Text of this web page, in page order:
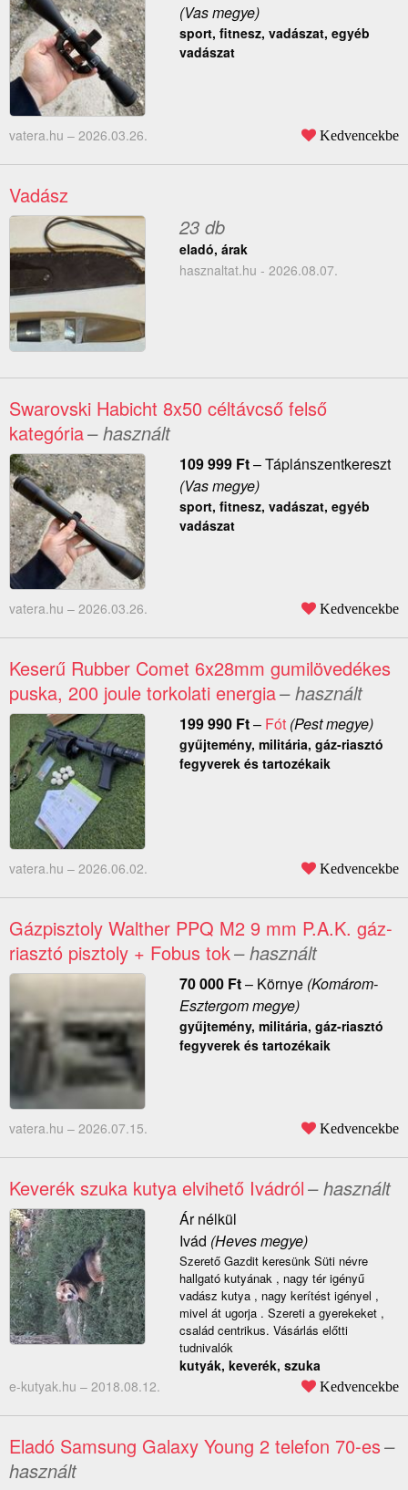
(Vas megye)
sport, fitnesz, vadászat, egyéb
vadászat
vatera.hu – 2026.03.26. Kedvencekbe
Vadász
23 db
eladó, árak
hasznaltat.hu - 2026.08.07.
Swarovski Habicht 8x50 céltávcső felső
kategória– használt
109 999 Ft–Táplánszentkereszt
(Vas megye)
sport, fitnesz, vadászat, egyéb
vadászat
vatera.hu – 2026.03.26. Kedvencekbe
Keserű Rubber Comet 6x28mm gumilövedékes
puska, 200 joule torkolati energia– használt
199 990 Ft– Fót(Pest megye)
gyűjtemény, militária, gáz-riasztó
fegyverek és tartozékaik
vatera.hu – 2026.06.02. Kedvencekbe
Gázpisztoly Walther PPQ M2 9 mm P.A.K. gáz-
riasztó pisztoly + Fobus tok– használt
70 000 Ft– Környe(Komárom-
Esztergom megye)
gyűjtemény, militária, gáz-riasztó
fegyverek és tartozékaik
vatera.hu – 2026.07.15. Kedvencekbe
Keverék szuka kutya elvihető Ivádról– használt
Ár nélkül
Ivád (Heves megye)
Szerető Gazdit keresünk Süti névre
hallgató kutyának , nagy tér igényű
vadász kutya , nagy kerítést igényel ,
mivel át ugorja . Szereti a gyerekeket ,
család centrikus. Vásárlás előtti
tudnivalók
kutyák, keverék, szuka
e-kutyak.hu – 2018.08.12. Kedvencekbe
Eladó Samsung Galaxy Young 2 telefon 70-es–
használt